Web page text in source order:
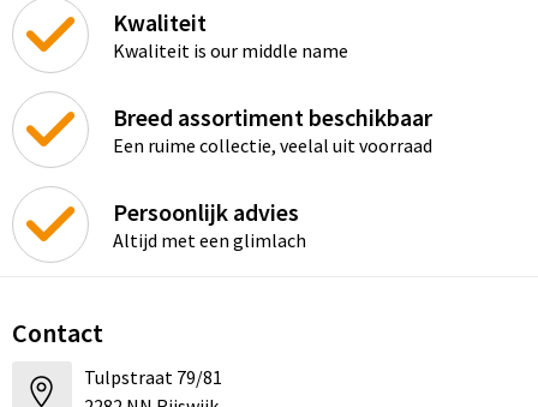
Kwaliteit
Kwaliteit is our middle name
Breed assortiment beschikbaar
Een ruime collectie, veelal uit voorraad
Persoonlijk advies
Altijd met een glimlach
Contact
Tulpstraat 79/81